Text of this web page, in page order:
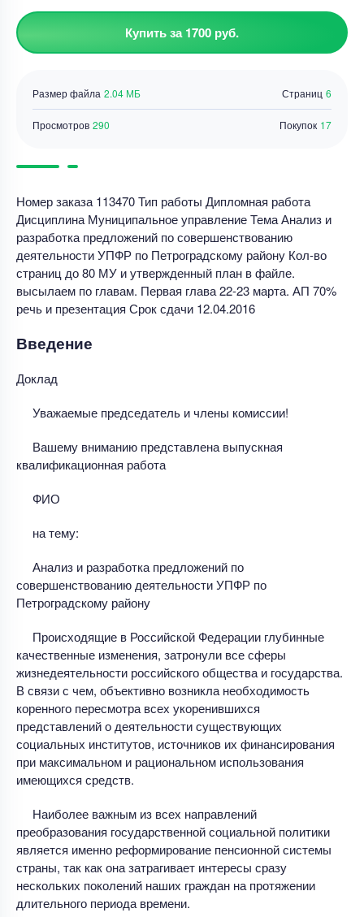
Купить за 1700 руб.
Страниц 6
Размер файла 2.04 МБ
Просмотров 290 Покупок 17
Номер заказа 113470 Тип работы Дипломная работа
Дисциплина Муниципальное управление Тема Анализ и
разработка предложений по совершенствованию
деятельности УПФР по Петроградскому району Кол-во
страниц до 80 МУ и утвержденный план в файле.
высылаем по главам. Первая глава 22-23 марта. АП 70%
речь и презентация Срок сдачи 12.04.2016
Введение
Доклад
Уважаемые председатель и члены комиссии!
Вашему вниманию представлена выпускная
квалификационная работа
ФИО
на тему:
Анализ и разработка предложений по
совершенствованию деятельности УПФР по
Петроградскому району
Происходящие в Российской Федерации глубинные
качественные изменения, затронули все сферы
жизнедеятельности российского общества и государства.
В связи с чем, объективно возникла необходимость
коренного пересмотра всех укоренившихся
представлений о деятельности существующих
социальных институтов, источников их финансирования
при максимальном и рациональном использования
имеющихся средств.
Наиболее важным из всех направлений
преобразования государственной социальной политики
является именно реформирование пенсионной системы
страны, так как она затрагивает интересы сразу
нескольких поколений наших граждан на протяжении
длительного периода времени.